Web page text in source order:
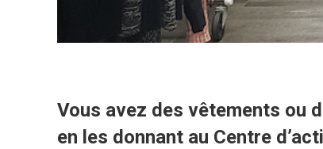
Vous avez des vêtements ou
en les donnant au Centre